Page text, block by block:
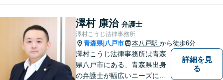
澤村 康治 弁護士
澤村こうじ法律事務所
青森県| 八戸市 本八戸駅 から徒歩6分
澤村こうじ法律事務所は青森
県八戸市にある、青森県出身
の弁護士が幅広いニーズにお
詳細を見
る